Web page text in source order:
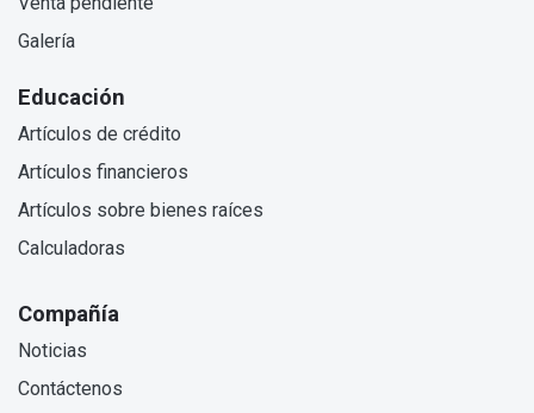
Galería
Educación
Artículos de crédito
Artículos financieros
Artículos sobre bienes raíces
Calculadoras
Compañía
Noticias
Contáctenos